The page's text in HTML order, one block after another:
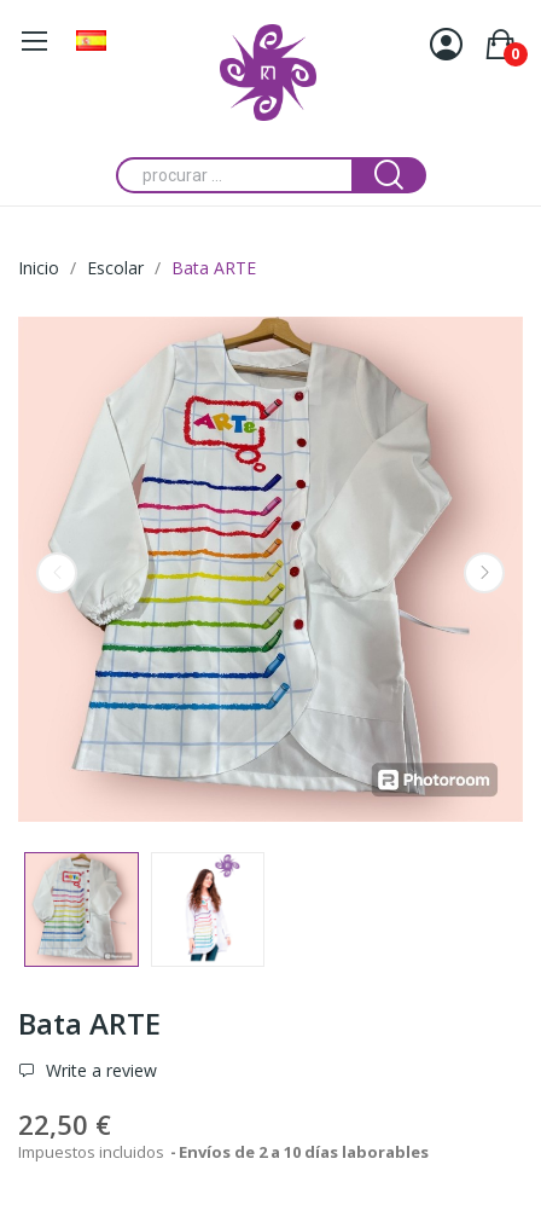
0
Inicio Escolar Bata ARTE
Bata ARTE
Write a review
22,50 €
Impuestos incluidos Envíos de 2 a 10 días laborables